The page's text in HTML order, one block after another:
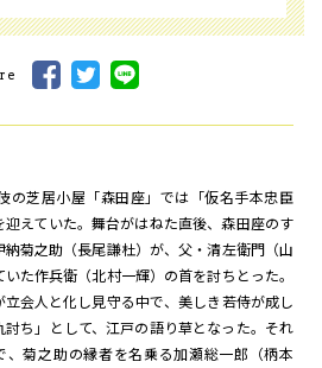
の芝居小屋「森田座」では「仮名手本忠臣
えていた。舞台がはねた直後、森田座のす
菊之助（長尾謙杜）が、父・清左衛門（山
た作兵衛（北村一輝）の首を討ちとった。
会人と化し見守る中で、美しき若侍が成し
ち」として、江戸の語り草となった。それ
、菊之助の縁者を名乗る加瀬総一郎（柄本